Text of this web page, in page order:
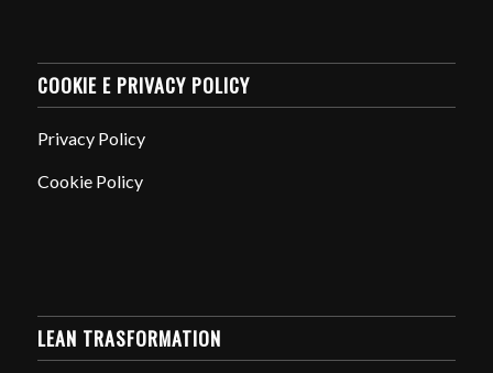
COOKIE E PRIVACY POLICY
Privacy Policy
Cookie Policy
LEAN TRASFORMATION